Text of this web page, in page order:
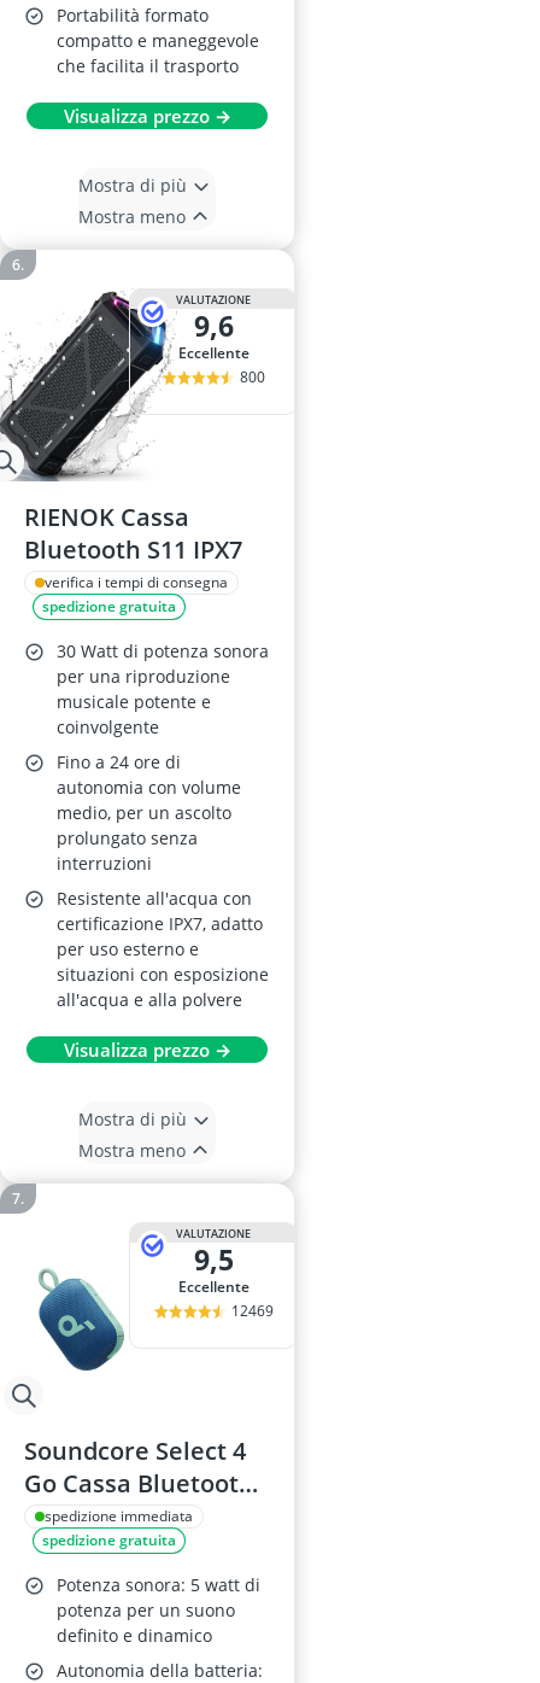
Portabilità formato
compatto e maneggevole
che facilita il trasporto
Visualizza prezzo →
Mostra di più
Mostra meno
VALUTAZIONE
9,6
Eccellente
800
RIENOK Cassa
Bluetooth S11 IPX7
verifica i tempi di consegna
spedizione gratuita
30 Watt di potenza sonora
per una riproduzione
musicale potente e
coinvolgente
Fino a 24 ore di
autonomia con volume
medio, per un ascolto
prolungato senza
interruzioni
Resistente all'acqua con
certificazione IPX7, adatto
per uso esterno e
situazioni con esposizione
all'acqua e alla polvere
Visualizza prezzo →
Mostra di più
Mostra meno
VALUTAZIONE
9,5
Eccellente
12469
Soundcore Select 4
Go Cassa Bluetooth
Ultra Portatile
spedizione immediata
spedizione gratuita
Potenza sonora: 5 watt di
potenza per un suono
definito e dinamico
Autonomia della batteria: